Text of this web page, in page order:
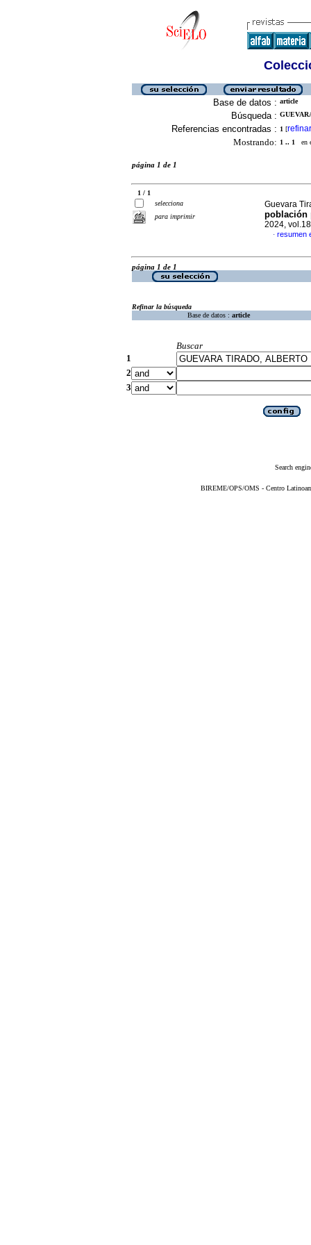
Base de datos : article
Búsqueda :
Referencias encontradas : 1 [refinar
Mostrando: 1 .. 1 en
página 1 de 1
1 / 1
selecciona
para imprimir
Guevara
población
2024,
· resumen
página 1 de 1
Refinar la búsqueda
Base de datos : article
Buscar
1
2
3
Search
BIREME/OPS/OMS - Centro